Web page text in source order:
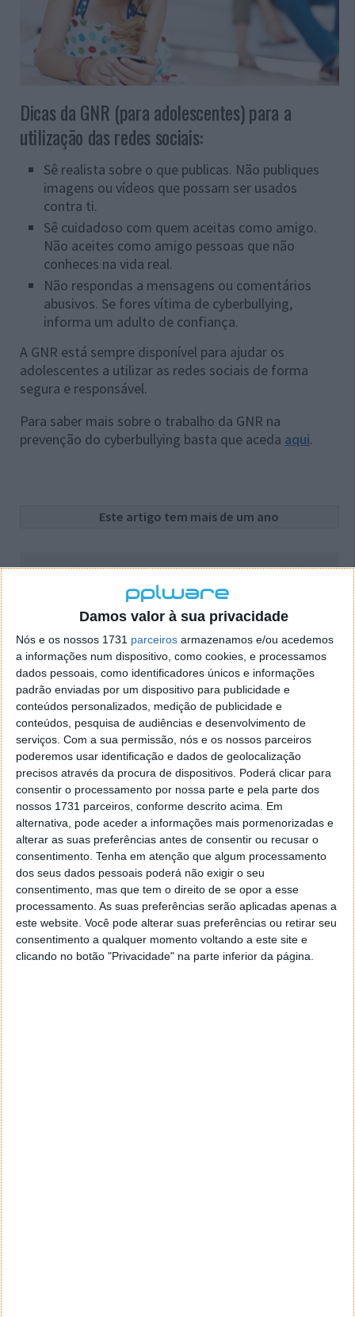
Damos valor à sua privacidade
Nós e os nossos 1731 parceiros armazenamos e/ou acedemos
a informações num dispositivo, como cookies, e processamos
dados pessoais, como identificadores únicos e informações
padrão enviadas por um dispositivo para publicidade e
conteúdos personalizados, medição de publicidade e
conteúdos, pesquisa de audiências e desenvolvimento de
serviços. Com a sua permissão, nós e os nossos parceiros
poderemos usar identificação e dados de geolocalização
precisos através da procura de dispositivos. Poderá clicar para
consentir o processamento por nossa parte e pela parte dos
nossos 1731 parceiros, conforme descrito acima. Em
alternativa, pode aceder a informações mais pormenorizadas e
alterar as suas preferências antes de consentir ou recusar o
consentimento. Tenha em atenção que algum processamento
dos seus dados pessoais poderá não exigir o seu
consentimento, mas que tem o direito de se opor a esse
processamento. As suas preferências serão aplicadas apenas a
este website. Você pode alterar suas preferências ou retirar seu
consentimento a qualquer momento voltando a este site e
clicando no botão "Privacidade" na parte inferior da página.
Dicas da GNR (para adolescentes) para a
utilização das redes sociais:
Sê realista sobre o que publicas. Não publiques
imagens ou vídeos que possam ser usados
contra ti.
Sê cuidadoso com quem aceitas como amigo.
Não aceites como amigo pessoas que não
conheces na vida real.
Não respondas a mensagens ou comentários
abusivos. Se fores vítima de cyberbullying,
informa um adulto de confiança.
A GNR está sempre disponível para ajudar os
adolescentes a utilizar as redes sociais de forma
segura e responsável.
Para saber mais sobre o trabalho da GNR na
prevenção do cyberbullying basta que aceda aqui.
Este artigo tem mais de um ano
Acompanhe o Pplware no Google Notícias
Proponha uma correção, faça uma sugestão
Autor:Pedro Pinto
Tags: GNR Redes Sociais
PRÓXIMO ARTIGO
Vídeos mudos? TikTok vai perder milhões de
músicas…
ARTIGO ANTERIOR
Os backups do WhatsApp já começaram a roubar o
espaço livre do Google Drive